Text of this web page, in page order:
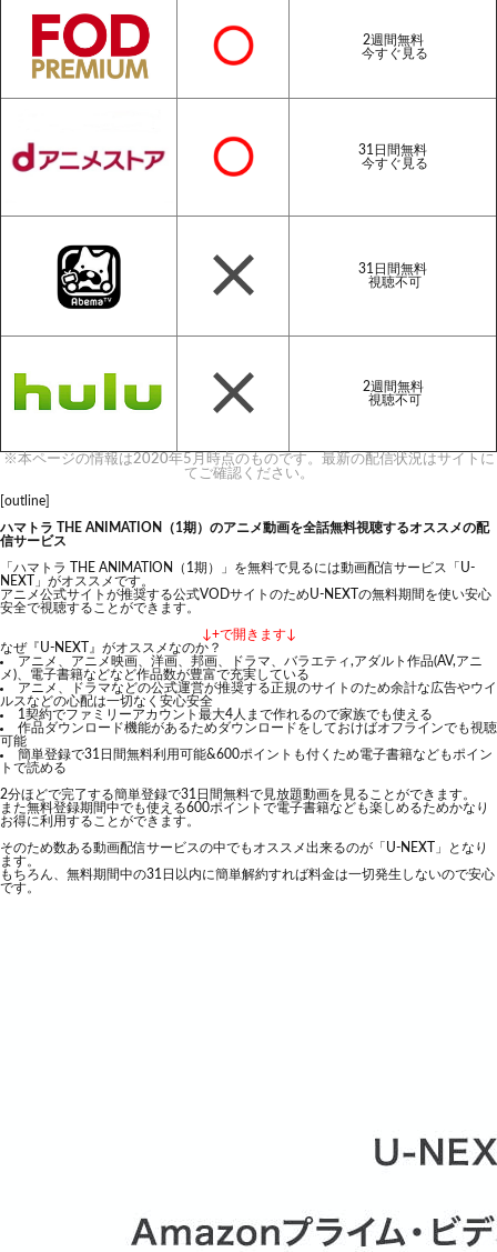
2週間無料
今すぐ見る
31日間無料
今すぐ見る
31日間無料
視聴不可
2週間無料
視聴不可
※本ページの情報は2020年5月時点のものです。最新の配信状況はサイトに
てご確認ください。
[outline]
ハマトラ THE ANIMATION（1期）のアニメ動画を全話無料視聴するオススメの配
信サービス
「ハマトラ THE ANIMATION（1期）」を無料で見るには動画配信サービス「U-
NEXT」がオススメです。
アニメ公式サイトが推奨する公式VODサイトのためU-NEXTの無料期間を使い安心
安全で視聴することができます。
↓+で開きます↓
なぜ『U-NEXT』がオススメなのか？
アニメ、アニメ映画、洋画、邦画、ドラマ、バラエティ,アダルト作品(AV,アニ
メ)、電子書籍などなど作品数が豊富で充実している
アニメ、ドラマなどの公式運営が推奨する正規のサイトのため余計な広告やウイ
ルスなどの心配は一切なく安心安全
1契約でファミリーアカウント最大4人まで作れるので家族でも使える
作品ダウンロード機能があるためダウンロードをしておけばオフラインでも視聴
可能
簡単登録で31日間無料利用可能&600ポイントも付くため電子書籍などもポイン
トで読める
2分ほどで完了する簡単登録で31日間無料で見放題動画を見ることができます。
また無料登録期間中でも使える600ポイントで電子書籍なども楽しめるためかなり
お得に利用することができます。
そのため数ある動画配信サービスの中でもオススメ出来るのが「U-NEXT」となり
ます。
もちろん、無料期間中の31日以内に簡単解約すれば料金は一切発生しないので安心
です。